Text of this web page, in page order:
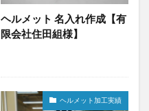
ヘルメット 名入れ作成【有
限会社住田組様】
ヘルメット加工実績